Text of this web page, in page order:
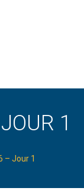
1
– Jour 1